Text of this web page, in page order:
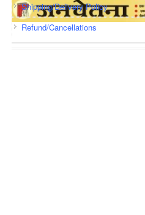
Shipping/Delivery Policy
Refund/Cancellations